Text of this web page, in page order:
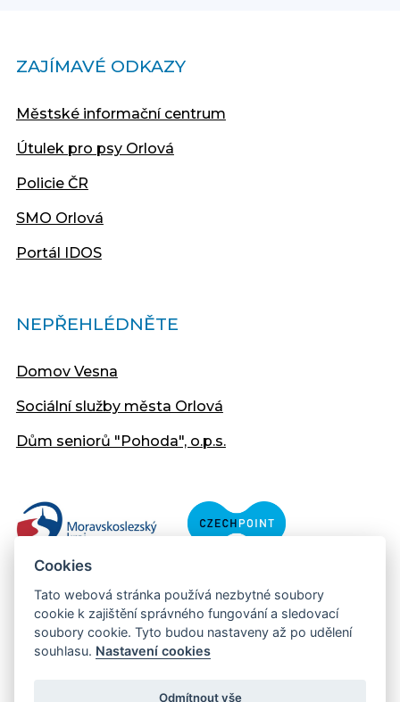
ZAJÍMAVÉ ODKAZY
Městské informační centrum
Útulek pro psy Orlová
Policie ČR
SMO Orlová
Portál IDOS
NEPŘEHLÉDNĚTE
Domov Vesna
Sociální služby města Orlová
Dům seniorů "Pohoda", o.p.s.
Copyright © 2013 - 2026 Městský úřad Orlová
Cookies
Tato webová stránka používá nezbytné soubory
cookie k zajištění správného fungování a sledovací
soubory cookie. Tyto budou nastaveny až po udělení
souhlasu. Nastavení cookies
Odmítnout vše